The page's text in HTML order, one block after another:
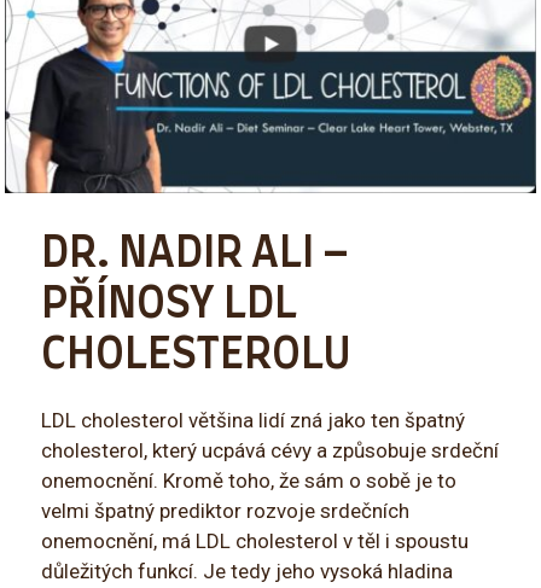
DR. NADIR ALI –
PŘÍNOSY LDL
CHOLESTEROLU
LDL cholesterol většina lidí zná jako ten špatný
cholesterol, který ucpává cévy a způsobuje srdeční
onemocnění. Kromě toho, že sám o sobě je to
velmi špatný prediktor rozvoje srdečních
onemocnění, má LDL cholesterol v těl i spoustu
důležitých funkcí. Je tedy jeho vysoká hladina